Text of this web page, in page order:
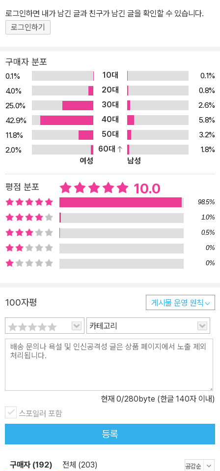
있습니다. 초등학교 1학년과 중학교 국어 교과서에 수록되었고, 201
0년 유니세프와 함께 중국어, 베트남어, 캄보디아어 다국어판을 만들
또 일본(2000년), 대만(2005년), 스위스(2006년), 중국(2011년),
폴란드(2011년), 베트남(2015년) 등에도 저작권이 수출되었고, 이
외 여러 나라에도 널리 소개되어 ‘한국의 어린왕자’라는 평가를 받
고 있습니다. 또 《강아지똥》은 연극, 음악, 발레, 애니메이션 등 여러
가지 형태로 만들어지면서 감동을 이어나가고 있습니다. 애니메이션
으로 만들어져 폭발적인 사랑을 받았고, 음악인 백창우님이 《강아지
똥》을 모티브로 가사를 쓰고 만든 곡으로 구성된 《노래하는 강아지
똥》은 스무 곡의 노래와 연주곡으로 원작의 메시지와 감동을 고스란
2009년 영국에서 열리는 공연예술축제 ‘에든버러 프린지 페스티
벌’에 참가하여 현지 언론과 관객의 호평을 받았습니다. 어린 시절 만
난 한 권의 책이 사람의 인생에 엄청난 변화를 줄 수 있습니다. 《강아
지똥》은 앞으로도 더욱 다양한 형태와 모습으로 독자들을 만날 것입
니다. 더 많은 사람들이 ‘강아지똥’이 전하는 생명에 대한 존중과 사랑
의 소중한 가치를 각자의 마음속에 새기고, 그로 인해 아이들이 사는
세상이 더 행복하고 멋지기를 기대하면서 말이지요. 편집자의 글 올
고 자란 어린아이는 어느새 편집자가 되어서 작품과 다시 만나는 행
운을 얻었습니다. 어린 시절, 처음 《강아지똥》을 읽었을 땐 단순히 불
쌍한 강아지똥이 행복해지는 이야기가 좋았습니다. 조금 더 컸을 땐
세상에 쓸모 없는 존재는 없다는 것을 느꼈고요. 그보다 조금 더 컸을
땐 누군가를 위해 희생하는 마음에 대해서 생각해 볼 수 있었습니다.
지 깨달았습니다. 너도나도 훌륭하고 쓰임새 있는 사람이 되어야 한
다고 이야기하는 세상 속에서, 작은 이야기를 통해 쓸모없는 존재는
없다고 말씀해 주신 권정생 선생님의 《강아지똥》은 좌절하고 포기하
고 싶은 순간마다 제게 다정한 위로를 주는 친구였습니다. 저처럼 이
책을 보고 자란 아이들과 다음, 그다음 세대의 아이들에게도 《강아지
똥》이 영원한 친구로 남아 주길 바랍니다.
로그인하면 내가 남긴 글과 친구가 남긴 글을 확인할 수 있습니다.
로그인하기
구매자 분포
0.1% 10대
0.1%
4.0%
20대
0.8%
25.0%
30대
2.6%
42.9%
40대
5.8%
11.8%
50대
3.2%
2.0%
60대
1.8%
여성
남성
평점 분포 10.0
98.5%
1.0%
0.5%
0%
0%
100자평 게시물 운영 원칙
카테고리
현재 0/280byte (한글 140자 이내)
스포일러 포함
등록
구매자 (192) 전체 (203)